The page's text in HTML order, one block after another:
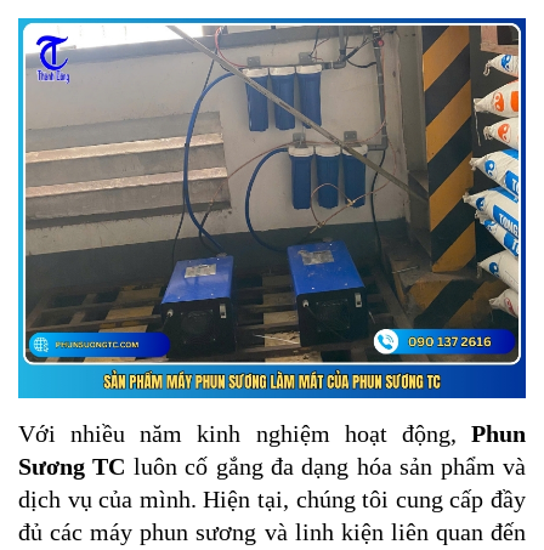
Với nhiều năm kinh nghiệm hoạt động, Phun
Sương TC luôn cố gắng đa dạng hóa sản phẩm và
dịch vụ của mình. Hiện tại, chúng tôi cung cấp đầy
đủ các máy phun sương và linh kiện liên quan đến